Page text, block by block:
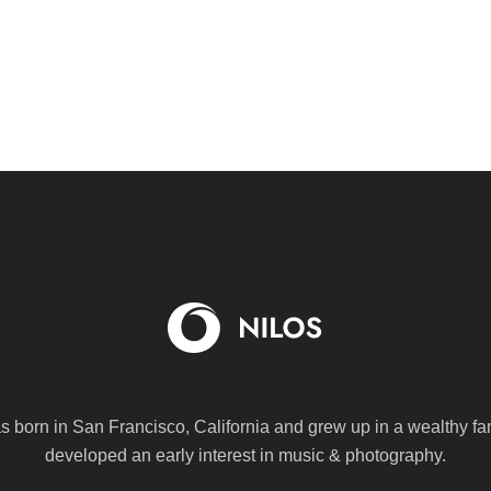
born in San Francisco, California and grew up in a wealthy
developed an early interest in music & photography.